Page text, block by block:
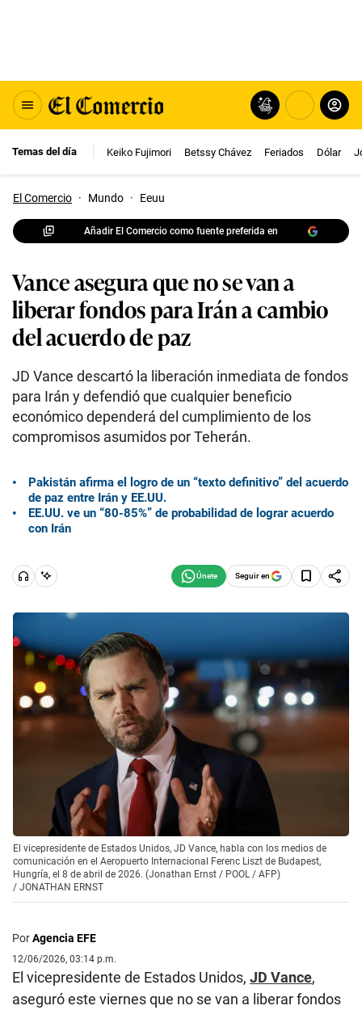
Temas del día Keiko Fujimori Betssy Chávez Feriados Dólar
El Comercio · Mundo · Eeuu
Añadir El Comercio como fuente preferida en
Vance asegura que no se van a
liberar fondos para Irán a cambio
del acuerdo de paz
JD Vance descartó la liberación inmediata de fondos
para Irán y defendió que cualquier beneficio
económico dependerá del cumplimiento de los
compromisos asumidos por Teherán.
Pakistán afirma el logro de un “texto definitivo” del acuerdo
de paz entre Irán y EE.UU.
EE.UU. ve un “80-85%” de probabilidad de lograr acuerdo
con Irán
Seguir en
El vicepresidente de Estados Unidos, JD Vance, habla con los medios de
comunicación en el Aeropuerto Internacional Ferenc Liszt de Budapest,
Hungría, el 8 de abril de 2026. (Jonathan Ernst / POOL / AFP)
/ JONATHAN ERNST
PorAgencia EFE
12/06/2026, 03:14 p.m.
El vicepresidente de Estados Unidos, JD Vance,
aseguró este viernes que no se van a liberar fondos